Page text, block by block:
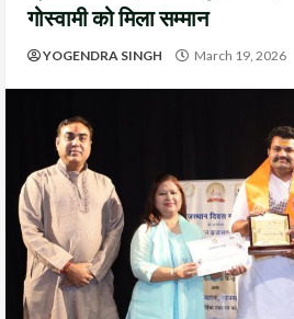
गोस्वामी को मिला सम्मान
YOGENDRA SINGH March 19, 2026